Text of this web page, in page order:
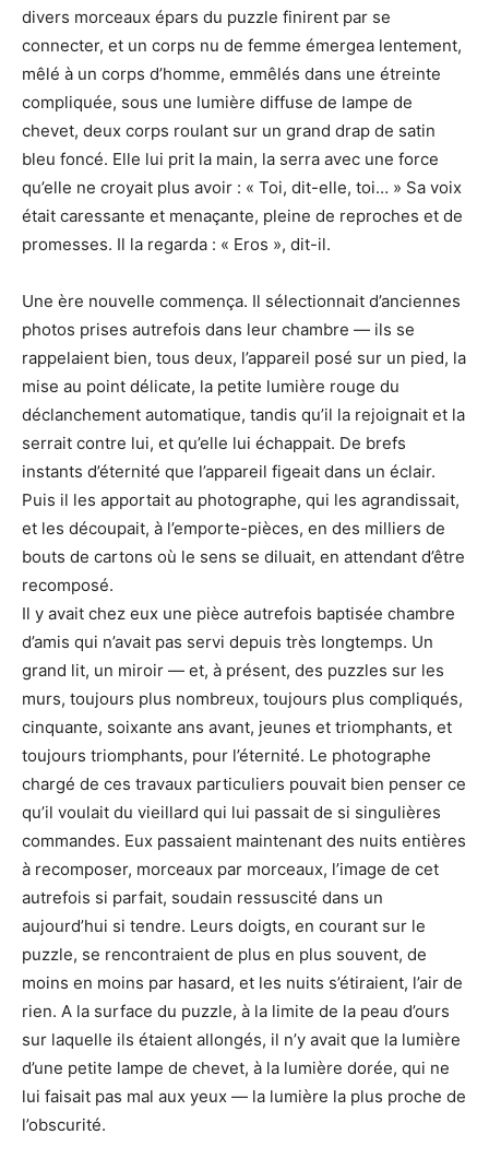
divers morceaux épars du puzzle finirent par se
connecter, et un corps nu de femme émergea lentement,
mêlé à un corps d’homme, emmêlés dans une étreinte
compliquée, sous une lumière diffuse de lampe de
chevet, deux corps roulant sur un grand drap de satin
bleu foncé. Elle lui prit la main, la serra avec une force
qu’elle ne croyait plus avoir : « Toi, dit-elle, toi… » Sa voix
était caressante et menaçante, pleine de reproches et de
promesses. Il la regarda : « Eros », dit-il.
Une ère nouvelle commença. Il sélectionnait d’anciennes
photos prises autrefois dans leur chambre — ils se
rappelaient bien, tous deux, l’appareil posé sur un pied, la
mise au point délicate, la petite lumière rouge du
déclanchement automatique, tandis qu’il la rejoignait et la
serrait contre lui, et qu’elle lui échappait. De brefs
instants d’éternité que l’appareil figeait dans un éclair.
Puis il les apportait au photographe, qui les agrandissait,
et les découpait, à l’emporte-pièces, en des milliers de
bouts de cartons où le sens se diluait, en attendant d’être
recomposé.
Il y avait chez eux une pièce autrefois baptisée chambre
d’amis qui n’avait pas servi depuis très longtemps. Un
grand lit, un miroir — et, à présent, des puzzles sur les
murs, toujours plus nombreux, toujours plus compliqués,
cinquante, soixante ans avant, jeunes et triomphants, et
toujours triomphants, pour l’éternité. Le photographe
chargé de ces travaux particuliers pouvait bien penser ce
qu’il voulait du vieillard qui lui passait de si singulières
commandes. Eux passaient maintenant des nuits entières
à recomposer, morceaux par morceaux, l’image de cet
autrefois si parfait, soudain ressuscité dans un
aujourd’hui si tendre. Leurs doigts, en courant sur le
puzzle, se rencontraient de plus en plus souvent, de
moins en moins par hasard, et les nuits s’étiraient, l’air de
rien. A la surface du puzzle, à la limite de la peau d’ours
sur laquelle ils étaient allongés, il n’y avait que la lumière
d’une petite lampe de chevet, à la lumière dorée, qui ne
lui faisait pas mal aux yeux — la lumière la plus proche de
l’obscurité.